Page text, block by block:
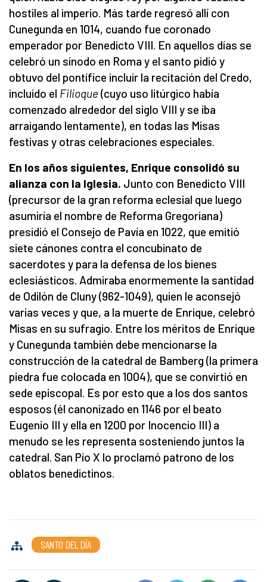
hostiles al imperio. Más tarde regresó allí con
Cunegunda en 1014, cuando fue coronado
emperador por Benedicto VIII. En aquellos días se
celebró un sínodo en Roma y el santo pidió y
obtuvo del pontífice incluir la recitación del Credo,
incluido el Filioque(cuyo uso litúrgico había
comenzado alrededor del siglo VIII y se iba
arraigando lentamente), en todas las Misas
festivas y otras celebraciones especiales.
En los años siguientes, Enrique consolidó su
alianza con la Iglesia. Junto con Benedicto VIII
(precursor de la gran reforma eclesial que luego
asumiría el nombre de Reforma Gregoriana)
presidió el Consejo de Pavía en 1022, que emitió
siete cánones contra el concubinato de
sacerdotes y para la defensa de los bienes
eclesiásticos. Admiraba enormemente la santidad
de Odilón de Cluny (962-1049), quien le aconsejó
varias veces y que, a la muerte de Enrique, celebró
Misas en su sufragio. Entre los méritos de Enrique
y Cunegunda también debe mencionarse la
construcción de la catedral de Bamberg (la primera
piedra fue colocada en 1004), que se convirtió en
sede episcopal. Es por esto que a los dos santos
esposos (él canonizado en 1146 por el beato
Eugenio III y ella en 1200 por Inocencio III) a
menudo se les representa sosteniendo juntos la
catedral. San Pío X lo proclamó patrono de los
oblatos benedictinos.
SANTO DEL DÍA